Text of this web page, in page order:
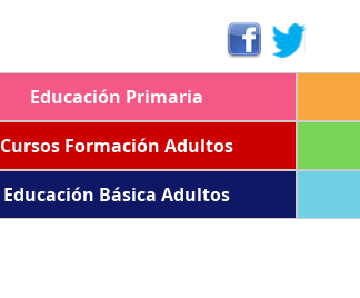
Educación Primaria
Cursos Formación Adultos
Educación Básica Adultos